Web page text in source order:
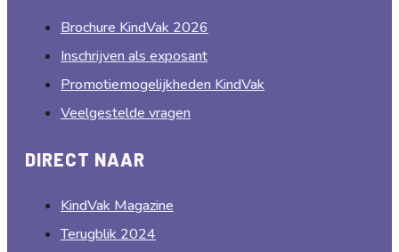
Brochure KindVak 2026
Inschrijven als exposant
Promotiemogelijkheden KindVak
Veelgestelde vragen
DIRECT NAAR
KindVak Magazine
Terugblik 2024